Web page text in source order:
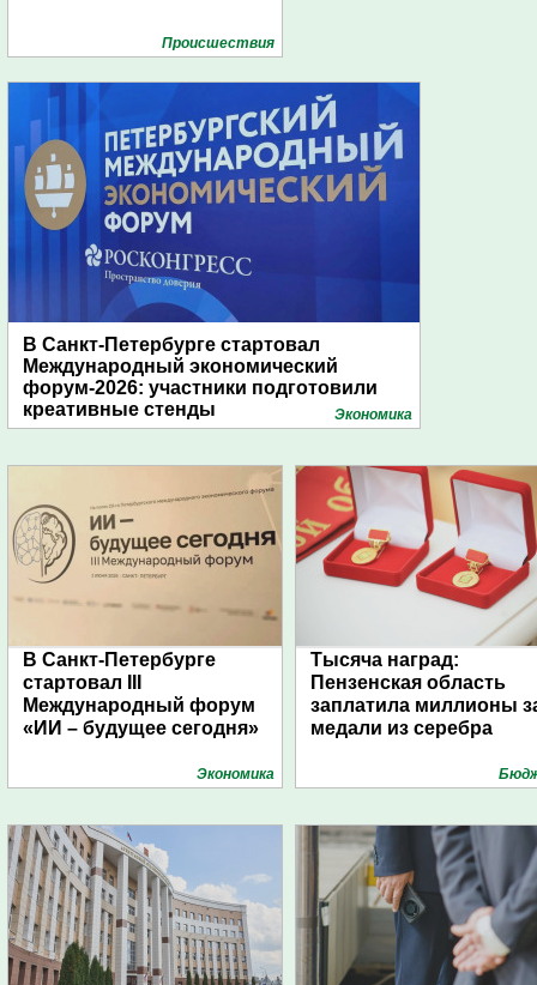
Проиcшествия
В Санкт-Петербурге стартовал
Международный экономический
форум-2026: участники подготовили
креативные стенды
Экономика
В Санкт-Петербурге
стартовал III
Международный форум
«ИИ – будущее сегодня»
Экономика
Тысяча наград:
Пензенская область
заплатила миллионы
медали из серебра